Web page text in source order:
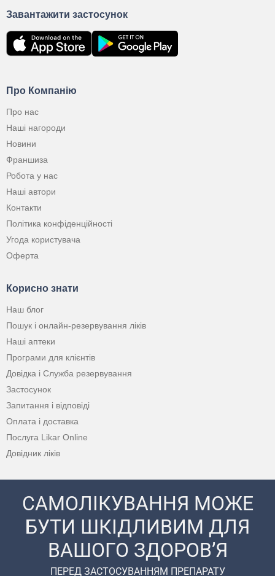
Про Компанію
Про нас
Наші нагороди
Новини
Франшиза
Робота у нас
Наші автори
Контакти
Політика конфіденційності
Угода користувача
Оферта
Корисно знати
Наш блог
Пошук і онлайн-резервування ліків
Наші аптеки
Програми для клієнтів
Довідка і Служба резервування
Застосунок
Запитання і відповіді
Оплата і доставка
Послуга Likar Online
Довідник ліків
Завантажити застосунок
САМОЛІКУВАННЯ МОЖЕ
БУТИ ШКІДЛИВИМ ДЛЯ
ВАШОГО ЗДОРОВ’Я
ПЕРЕД ЗАСТОСУВАННЯМ ПРЕПАРАТУ